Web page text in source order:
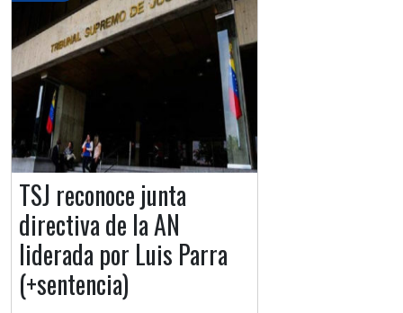
TSJ reconoce junta
directiva de la AN
liderada por Luis Parra
(+sentencia)